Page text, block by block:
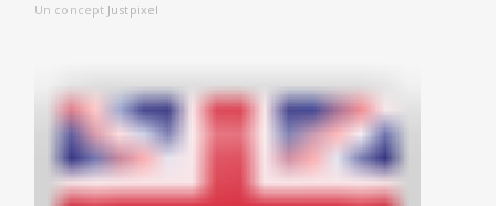
Un concept Justpixel